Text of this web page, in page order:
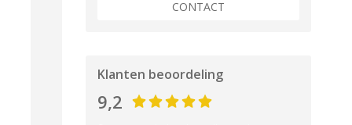
CONTACT
Klanten beoordeling
9,2